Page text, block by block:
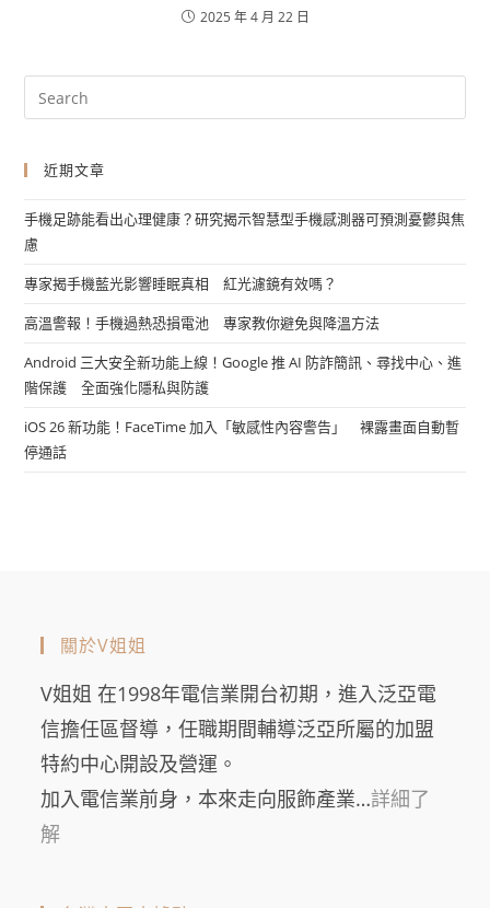
2025 年 4 月 22 日
近期文章
手機足跡能看出心理健康？研究揭示智慧型手機感測器可預測憂鬱與焦
慮
專家揭手機藍光影響睡眠真相 紅光濾鏡有效嗎？
高溫警報！手機過熱恐損電池 專家教你避免與降溫方法
Android 三大安全新功能上線！Google 推 AI 防詐簡訊、尋找中心、進
階保護 全面強化隱私與防護
iOS 26 新功能！FaceTime 加入「敏感性內容警告」 裸露畫面自動暫
停通話
關於V姐姐
V姐姐 在1998年電信業開台初期，進入泛亞電
信擔任區督導，任職期間輔導泛亞所屬的加盟
特約中心開設及營運。
加入電信業前身，本來走向服飾產業…詳細了
解